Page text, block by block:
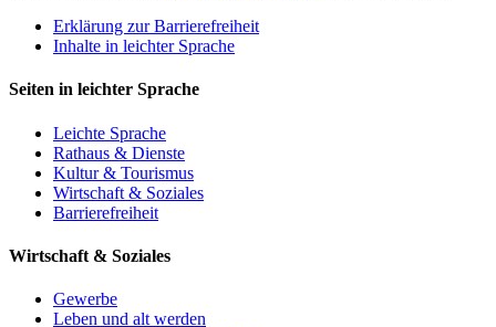
Erklärung zur Barrierefreiheit
Inhalte in leichter Sprache
Seiten in leichter Sprache
Leichte Sprache
Rathaus & Dienste
Kultur & Tourismus
Wirtschaft & Soziales
Barrierefreiheit
Wirtschaft & Soziales
Gewerbe
Leben und alt werden